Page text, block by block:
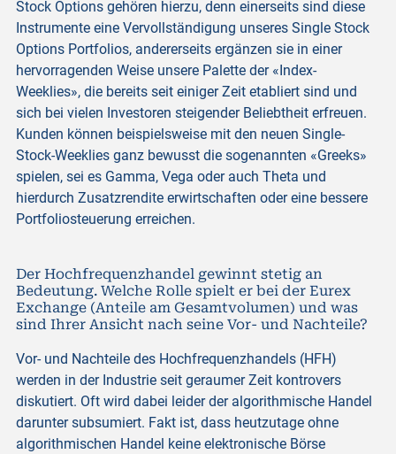
Stock Options gehören hierzu, denn einerseits sind diese
Instrumente eine Vervollständigung unseres Single Stock
Options Portfolios, andererseits ergänzen sie in einer
hervorragenden Weise unsere Palette der «Index-
Weeklies», die bereits seit einiger Zeit etabliert sind und
sich bei vielen Investoren steigender Beliebtheit erfreuen.
Kunden können beispielsweise mit den neuen Single-
Stock-Weeklies ganz bewusst die sogenannten «Greeks»
spielen, sei es Gamma, Vega oder auch Theta und
hierdurch Zusatzrendite erwirtschaften oder eine bessere
Portfoliosteuerung erreichen.
Der Hochfrequenzhandel gewinnt stetig an
Bedeutung. Welche Rolle spielt er bei der Eurex
Exchange (Anteile am Gesamtvolumen) und was
sind Ihrer Ansicht nach seine Vor- und Nachteile?
Vor- und Nachteile des Hochfrequenzhandels (HFH)
werden in der Industrie seit geraumer Zeit kontrovers
diskutiert. Oft wird dabei leider der algorithmische Handel
darunter subsumiert. Fakt ist, dass heutzutage ohne
algorithmischen Handel keine elektronische Börse